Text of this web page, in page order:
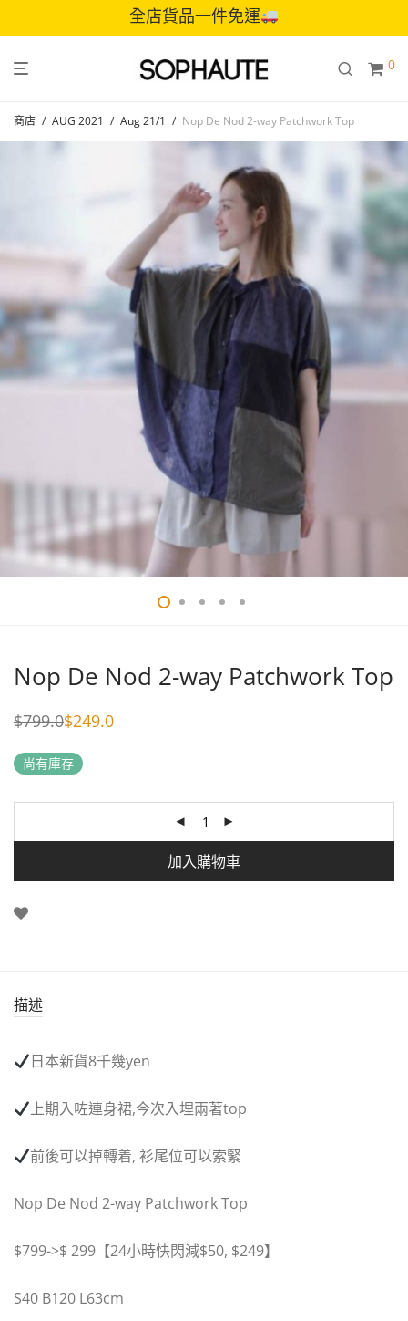
全店貨品一件免運
0
商店 / AUG 2021 / Aug 21/1 / Nop De Nod 2-way Patchwork Top
Nop De Nod 2-way Patchwork Top
$799.0
Original
was:
$799.0.
$249.0
Current
is:
$249.0.
尚有庫存
加入購物車
描述
日本新貨8千幾yen
上期入咗連身裙,今次入埋兩著top
前後可以掉轉着,衫尾位可以索緊
Nop De Nod 2-way Patchwork Top
$799->$ 299 【24小時快閃減$50, $249】
S40 B120 L63cm